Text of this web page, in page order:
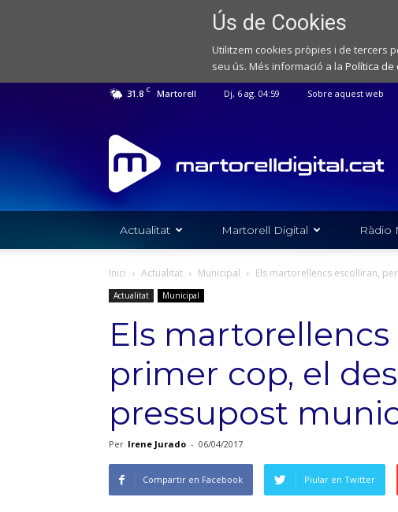
Ús de Cookies
Utilitzem cookies pròpies i de tercers
seu ús. Més informació a la Política de
31.8 C Martorell Dj, 6 ag. 04:59 Sobre aquest web
Web
de
notícies
de
l'Ajuntament
Martorell
Actualitat Martorell Digital Ràdio
Inici Actualitat Municipal Els martorellencs escolliran,
Actualitat Municipal
Els
primer cop, el
pressupost
Per Irene Jurado - 06/04/2017
Compartir en Facebook Piular en Twitter